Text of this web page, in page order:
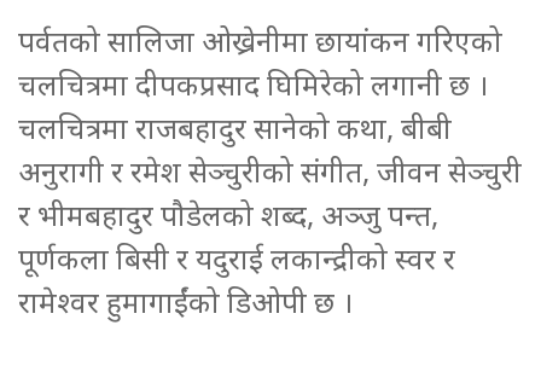
पर्वतको सालिजा ओख्रेनीमा छायांकन गरिएको
चलचित्रमा दीपकप्रसाद घिमिरेको लगानी छ ।
चलचित्रमा राजबहादुर सानेको कथा, बीबी
अनुरागी र रमेश सेञ्चुरीको संगीत, जीवन सेञ्चुरी
र भीमबहादुर पौडेलको शब्द, अञ्जु पन्त,
पूर्णकला बिसी र यदुराई लकान्द्रीको स्वर र
रामेश्वर हुमागाईंको डिओपी छ ।